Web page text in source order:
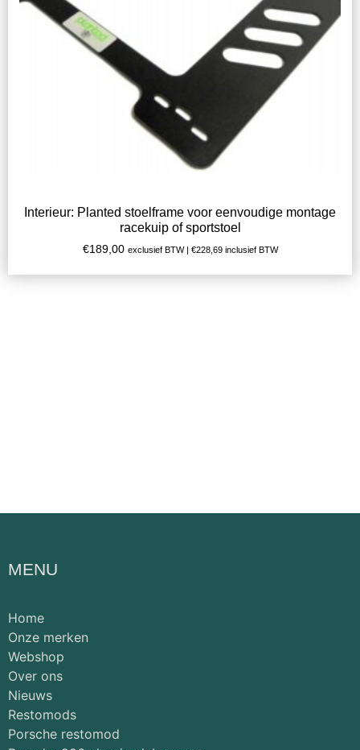
Interieur: Planted stoelframe voor eenvoudige montage
racekuip of sportstoel
€189,00 exclusief BTW | €228,69inclusief BTW
MENU
Home
Onze merken
Webshop
Over ons
Nieuws
Restomods
Porsche restomod